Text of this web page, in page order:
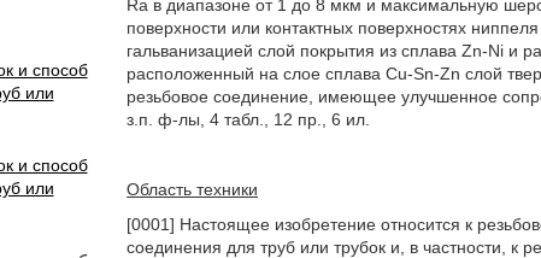
Ra в диапазоне от 1 до 8 мкм и максимальную
поверхности или контактных поверхностях
гальванизацией слой покрытия из сплава Zn-Ni и
расположенный на слое сплава Cu-Sn-Zn слой
резьбовое соединение, имеющее улучшенное
з.п. ф-лы, 4 табл., 12 пр., 6 ил.
Область техники
[0001] Настоящее изобретение относится к
соединения для труб или трубок и, в частности,